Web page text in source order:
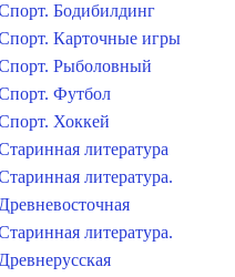
Бодибилдинг
Карточные игры
Рыболовный
Футбол
Хоккей
литература
литература.
Древневосточная
литература.
Древнерусская